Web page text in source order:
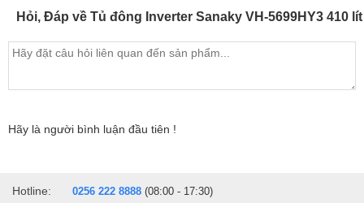
- Chân tủ được lắp 4 bánh xe chịu lực giúp việc di chuyển dễ dàng
hơn rất nhiều
Hỏi, Đáp về Tủ đông Inverter Sanaky VH-5699HY3 410 lít
Hãy là người bình luận đầu tiên !
Hotline: 0256 222 8888 (08:00 - 17:30)